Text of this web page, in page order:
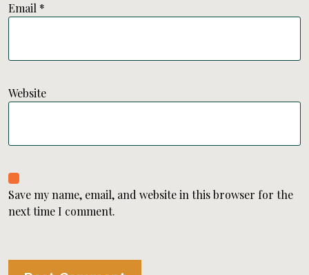
Email *
Website
Save my name, email, and website in this browser for the
next time I comment.